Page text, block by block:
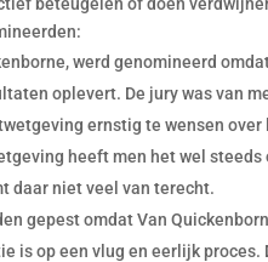
werd genomineerd
oplevert. De jury was van
ernstig te wensen
heeft men het wel
daar niet veel van terecht.
gepest omdat Van
is op een vlug en eerlijk